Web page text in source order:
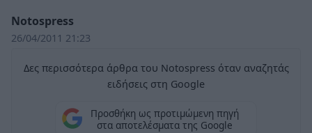
Notospress
26/04/2011 21:23
Δες περισσότερα άρθρα του Notospress όταν αναζητάς
ειδήσεις στη Google
Προσθήκη ως προτιμώμενη πηγή
στα αποτελέσματα της Google